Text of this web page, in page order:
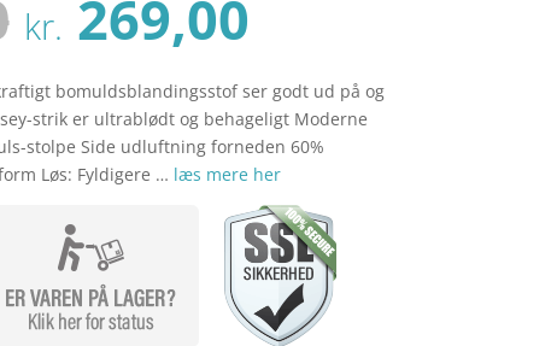
Den
oprindelige
pris
var:
kr. 369,00.
kr. 269,00
pris
er:
kr. 269,00.
bomuldsblandingsstof ser godt ud på og
strik er ultrablødt og behageligt Moderne
stolpe Side udluftning forneden 60%
Løs: Fyldigere … læs mere her